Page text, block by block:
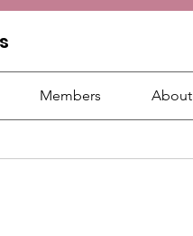
Members About